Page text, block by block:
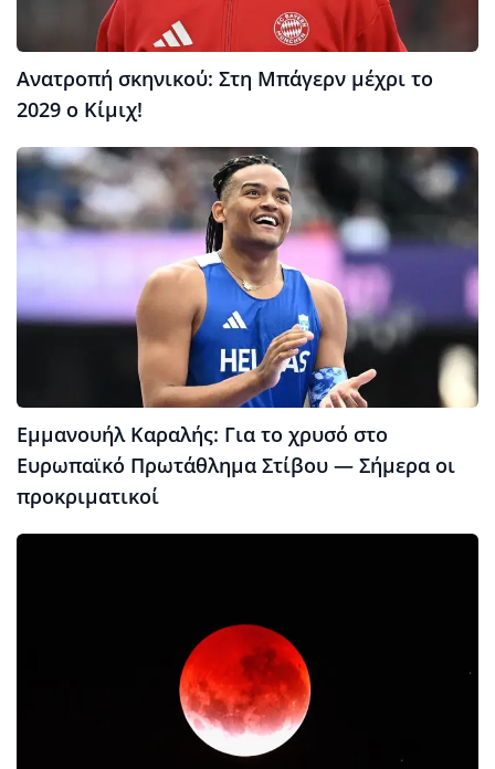
Ανατροπή σκηνικού: Στη Μπάγερν μέχρι το
2029 ο Κίμιχ!
Εμμανουήλ Καραλής: Για το χρυσό στο
Ευρωπαϊκό Πρωτάθλημα Στίβου — Σήμερα οι
προκριματικοί